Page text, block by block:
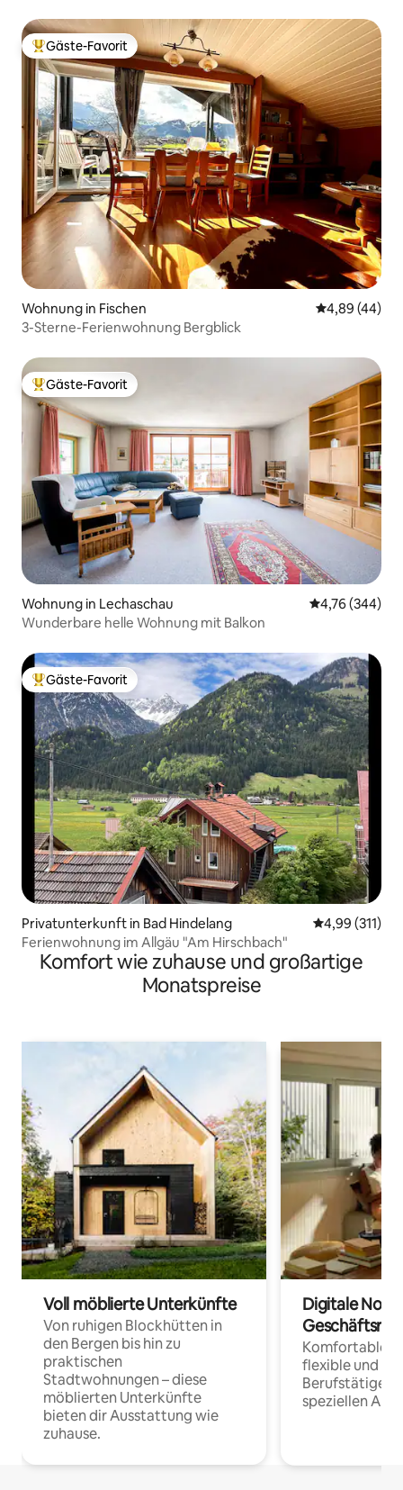
Beliebter Gäste-Favorit.
Gäste-Favorit
Wohnung in Fischen
4,89 (44)
3-Sterne-Ferienwohnung Bergblick
Beliebter Gäste-Favorit.
Gäste-Favorit
Wohnung in Lechaschau
4,76 (344)
Wunderbare helle Wohnung mit Balkon
Beliebter Gäste-Favorit.
Gäste-Favorit
Privatunterkunft in Bad Hindelang
4,99 (311)
Ferienwohnung im Allgäu "Am Hirschbach"
Komfort wie zuhause und großartige
Monatspreise
Voll möblierte Unterkünfte
Von ruhigen Blockhütten in
den Bergen bis hin zu
praktischen
Stadtwohnungen – diese
möblierten Unterkünfte
bieten dir Ausstattung wie
zuhause.
Digitale
Komfortable
flexible und
Berufstätige
speziellen